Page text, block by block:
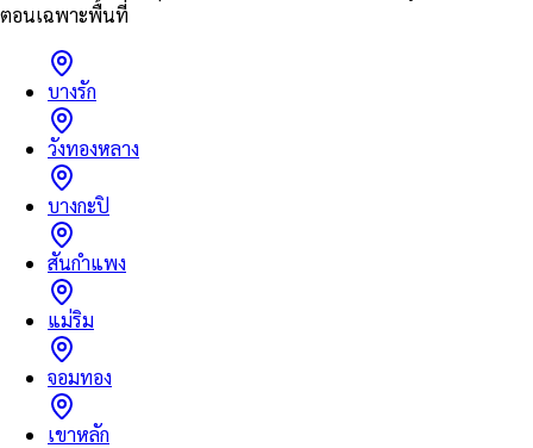
ตอนเฉพาะพื้นที่
บางรัก
วังทองหลาง
บางกะปิ
สันกำแพง
แม่ริม
จอมทอง
เขาหลัก